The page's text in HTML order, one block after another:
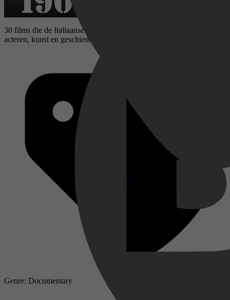
Disney+
30 films die de Italiaanse film in de jaren 1900 naar de top van
acteren, kunst en geschiedenis brachten.
Genre: Documentary